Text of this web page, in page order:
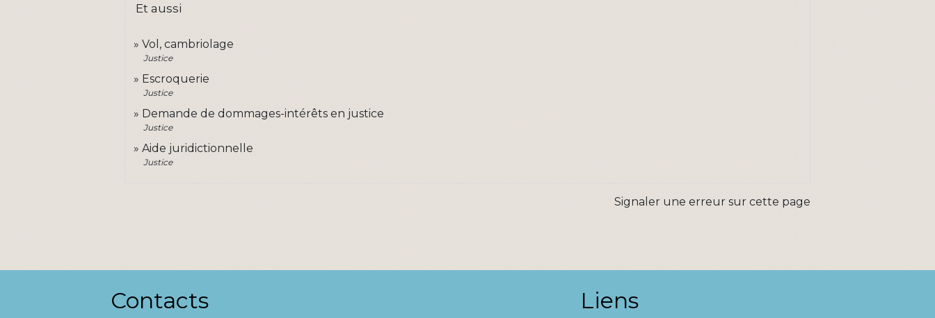
Et aussi
Vol, cambriolage
Justice
Escroquerie
Justice
Demande de dommages-intérêts en justice
Justice
Aide juridictionnelle
Justice
Signaler une erreur sur cette page
Contacts Liens